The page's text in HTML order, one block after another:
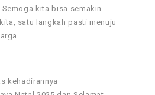
kita bisa semakin
satu langkah pasti menuju
kehadirannya